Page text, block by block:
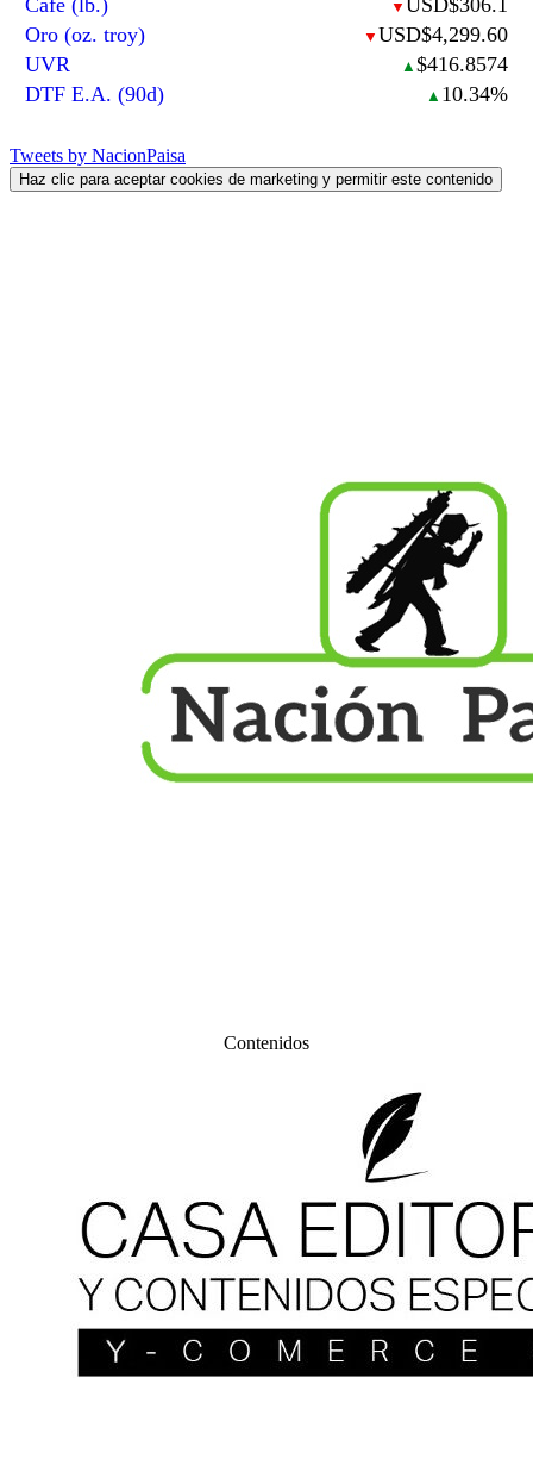
▼
Oro (oz. troy)
▼ USD$4,299.60
UVR
▲ $416.8574
DTF E.A. (90d)
▲ 10.34%
Tweets by NacionPaisa
Haz clic para aceptar cookies de marketing y permitir este contenido
Contenidos